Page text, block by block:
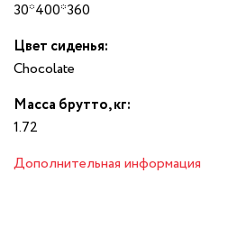
30*400*360
Цвет сиденья:
Chocolate
Масса брутто, кг:
1.72
Дополнительная информация